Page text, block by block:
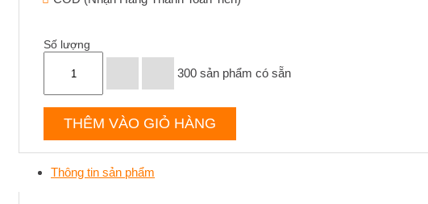
Số lượng
300 sản phẩm có sẵn
THÊM VÀO GIỎ HÀNG
Thông tin sản phẩm